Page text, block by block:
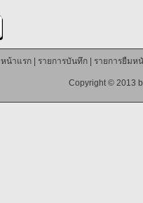
หน้าแรก| รายการบันทึก| รายการยืมห
Copyright © 2013